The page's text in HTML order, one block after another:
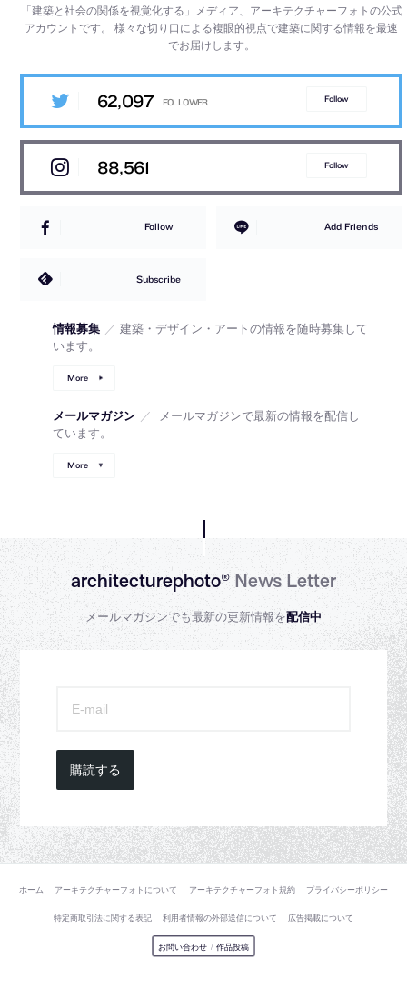
「建築と社会の関係を視覚化する」メディア、アーキテクチャーフォトの公式
アカウントです。様々な切り口による複眼的視点で建築に関する情報を最速
でお届けします。
62,097 Follow
88,561 Follow
Follow Add Friends
Subscribe
情報募集 ／ 建築・デザイン・アートの情報を随時募集して
います。
More
メールマガジン ／
メールマガジンで最新の情報を配信し
ています。
More
architecturephoto®News Letter
メールマガジンでも最新の更新情報を配信中
購読する
ホーム アーキテクチャーフォトについて アーキテクチャーフォト規約 プライバシーポリシー
特定商取引法に関する表記 利用者情報の外部送信について 広告掲載について
お問い合わせ / 作品投稿